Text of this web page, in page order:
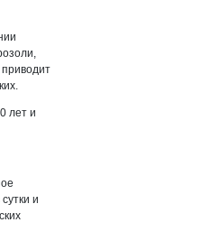
лет и
и